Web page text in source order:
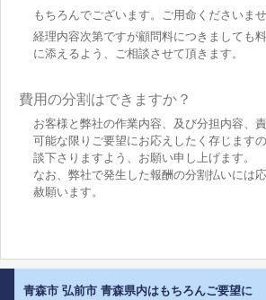
もちろんでございます。ご用命くださいま
経理内容次第ですが顧問料につきましても
に添えるよう、ご相談させて頂きます。
費用の分割はできますか？
お客様と弊社の作業内容、及び分担内容、
可能な限りご要望にお応えしたく存じます
談下さりますよう、お願い申し上げます。
なお、弊社で発生した報酬の分割払いには
赦願います。
青森市 弘前市 青森県内はもちろんご要